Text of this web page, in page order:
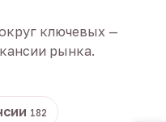
ключевых —
рынка.
182